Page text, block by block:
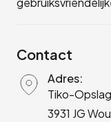
Contact
Adres:
Tiko-
3931 JG